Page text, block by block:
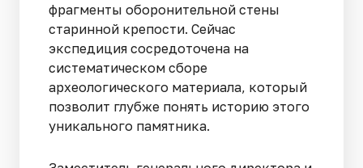
фрагменты оборонительной стены
старинной крепости. Сейчас
экспедиция сосредоточена на
систематическом сборе
археологического материала, который
позволит глубже понять историю этого
уникального памятника.